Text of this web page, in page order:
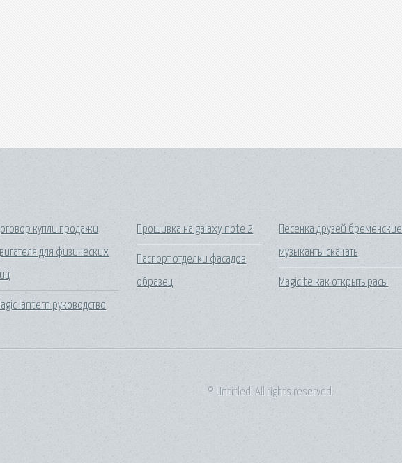
купли продажи
для физических
lantern руководство
Прошивка на galaxy note 2
Паспорт отделки фасадов
образец
Песенка друзей бременские
музыканты скачать
Magicite как открыть расы
© Untitled. All rights reserved.